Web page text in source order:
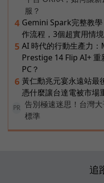
服？
4 Gemini Spark完整教
作流程，3個超實用情
5 AI 時代的行動生產力
Prestige 14 Flip AI+
PC？
6 黃仁勳兆元宴永遠站最
憑什麼讓台達電被市場
PR
告別極速迷思！台灣
標準
追